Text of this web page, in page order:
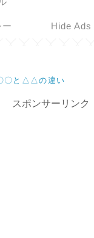
〇と△△の違い
スポンサーリンク